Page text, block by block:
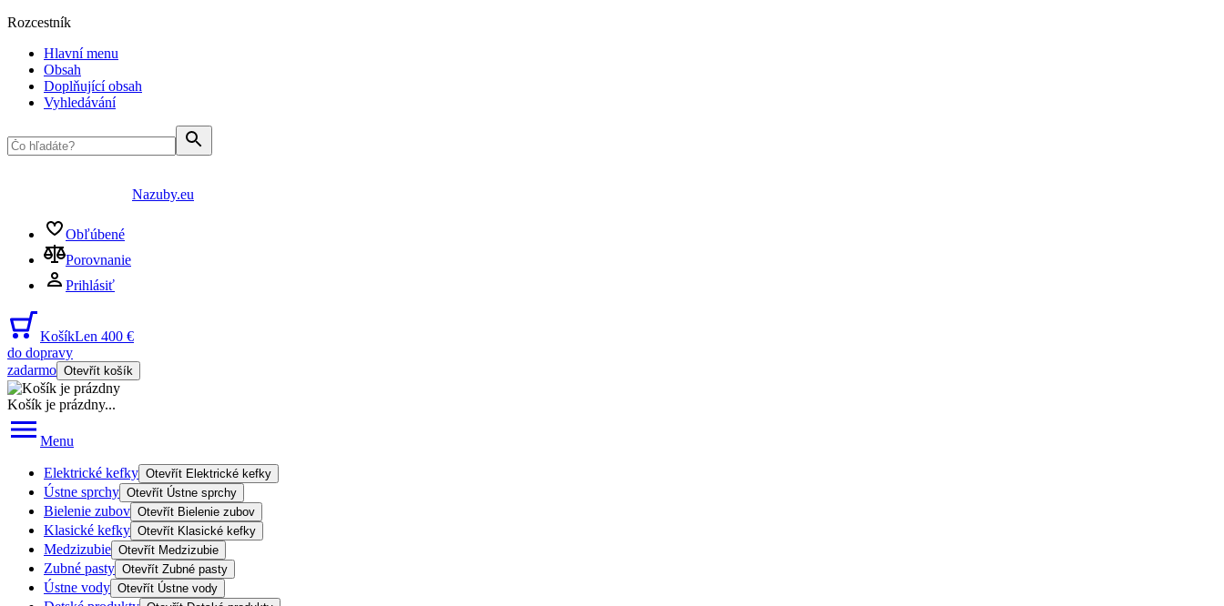
Rozcestník
Hlavní menu
Obsah
Doplňující obsah
Vyhledávání
Nazuby.eu
Obľúbené
Porovnanie
Prihlásiť
KošíkLen 400 €
do dopravy
zadarmo Otevřít košík
Košík je prázdny...
Menu
Elektrické kefky Otevřít Elektrické kefky
Ústne sprchy Otevřít Ústne sprchy
Bielenie zubov Otevřít Bielenie zubov
Klasické kefky Otevřít Klasické kefky
Medzizubie Otevřít Medzizubie
Zubné pasty Otevřít Zubné pasty
Ústne vody Otevřít Ústne vody